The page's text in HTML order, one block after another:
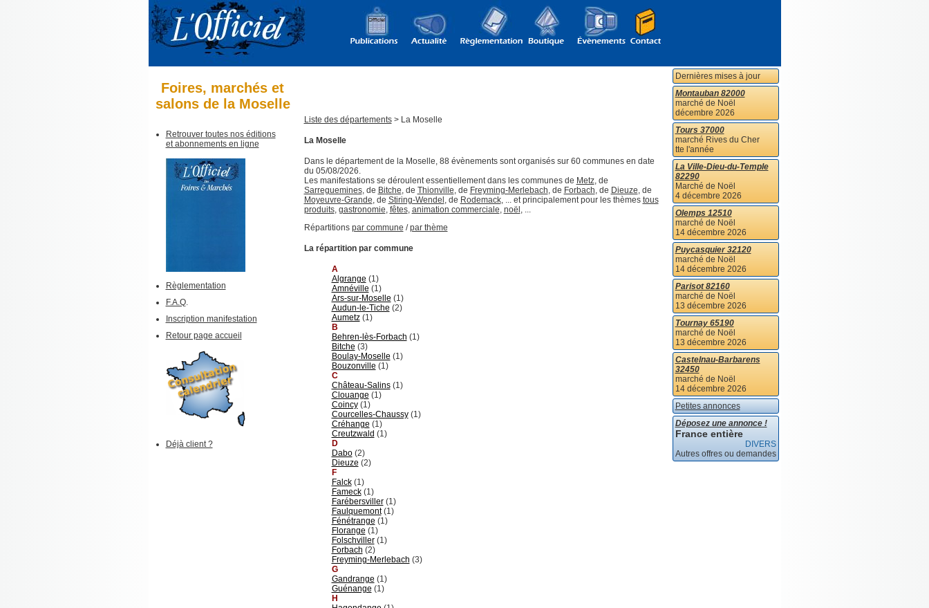
Foires, marchés et
salons de la Moselle
Retrouver toutes nos éditions
et abonnements en ligne
Règlementation
F.A.Q.
Inscription manifestation
Retour page accueil
Déjà client ?
Liste des départements> La Moselle
La Moselle
Dans le département de la Moselle, 88 évènements sont organisés sur 60 communes en date
du 05/08/2026.
Les manifestations se déroulent essentiellement dans les communes de Metz, de
Sarreguemines, de Bitche, de Thionville, de Freyming-Merlebach, de Forbach, de Dieuze, de
Moyeuvre-Grande, de Stiring-Wendel , de Rodemack, ... et principalement pour les thèmes tous
produits, gastronomie, fêtes, animation commerciale, noël , ...
Répartitions par commune /par thème
La répartition par commune
A
Algrange (1)
Amnéville (1)
Ars-sur-Moselle (1)
Audun-le-Tiche (2)
Aumetz(1)
B
Behren-lès-Forbach (1)
Bitche (3)
Boulay-Moselle (1)
Bouzonville (1)
C
Château-Salins(1)
Clouange (1)
Coincy(1)
Courcelles-Chaussy(1)
Créhange (1)
Creutzwald (1)
D
Dabo(2)
Dieuze (2)
F
Falck(1)
Fameck(1)
Farébersviller(1)
Faulquemont(1)
Fénétrange (1)
Florange (1)
Folschviller(1)
Forbach (2)
Freyming-Merlebach (3)
G
Gandrange (1)
Guénange (1)
H
Dernières mises à jour
Montauban 82000
marché de Noël
décembre 2026
Tours 37000
marché Rives du Cher
tte l'année
La Ville-Dieu-du-Temple
82290
Marché de Noël
4 décembre 2026
Olemps 12510
marché de Noël
14 décembre 2026
Puycasquier 32120
marché de Noël
14 décembre 2026
Parisot 82160
marché de Noël
13 décembre 2026
Tournay 65190
marché de Noël
13 décembre 2026
Castelnau-Barbarens
32450
marché de Noël
14 décembre 2026
Petites annonces
Déposez une annonce !
France entière
DIVERS
Autres offres ou demandes